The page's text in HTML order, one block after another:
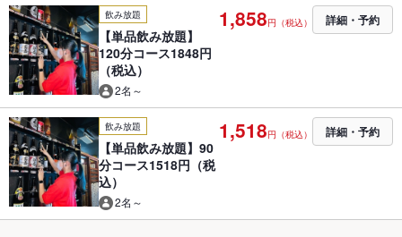
飲み放題
【単品飲み放題】
120分コース1848円
（税込）
2名～
1,858円（税込） 詳細・予約
飲み放題
【単品飲み放題】90
分コース1518円（税
込）
2名～
1,518円（税込） 詳細・予約